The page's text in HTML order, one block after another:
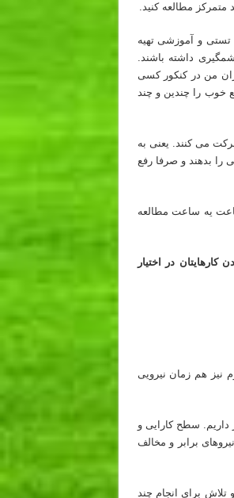
مطالعه کنید.
تستی و آموزشی تهیه
داشته باشند.
من در کنکور کسی
خوب را چندین و چند
می کنند. یعنی به
را بدهند و صرفا رفع
یه ساعت مطالعه
در اختیار
هم زمان نیرویی
سطح کارایی و
برابر و مخالف
تلاش برای انجام چند